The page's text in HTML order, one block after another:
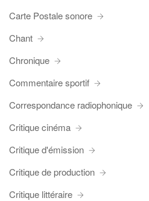
Carte Postale sonore
Chant
Chronique
Commentaire sportif
Correspondance radiophonique
Critique cinéma
Critique d'émission
Critique de production
Critique littéraire